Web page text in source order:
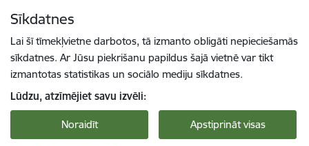
Sīkdatnes
Lai šī tīmekļvietne darbotos, tā izmanto obligāti nepieciešamās
sīkdatnes. Ar Jūsu piekrišanu papildus šajā vietnē var tikt
izmantotas statistikas un sociālo mediju sīkdatnes.
Lūdzu, atzīmējiet savu izvēli:
Noraidīt Apstiprināt visas